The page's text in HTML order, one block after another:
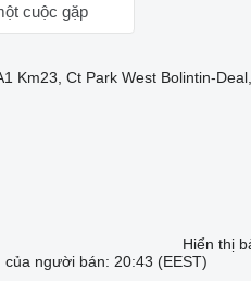
cuộc gặp
Km23, Ct Park West Bolintin-
Hiển thị
người bán: 20:43 (EEST)